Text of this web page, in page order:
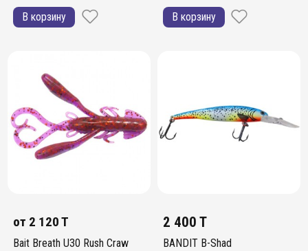
В корзину
В корзину
от 2 120 T
Bait Breath U30 Rush Craw
2 400 T
BANDIT B-Shad